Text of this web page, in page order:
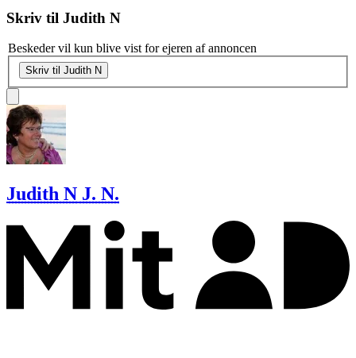
Skriv til Judith N
Beskeder vil kun blive vist for ejeren af annoncen
Skriv til Judith N
Judith N J. N.